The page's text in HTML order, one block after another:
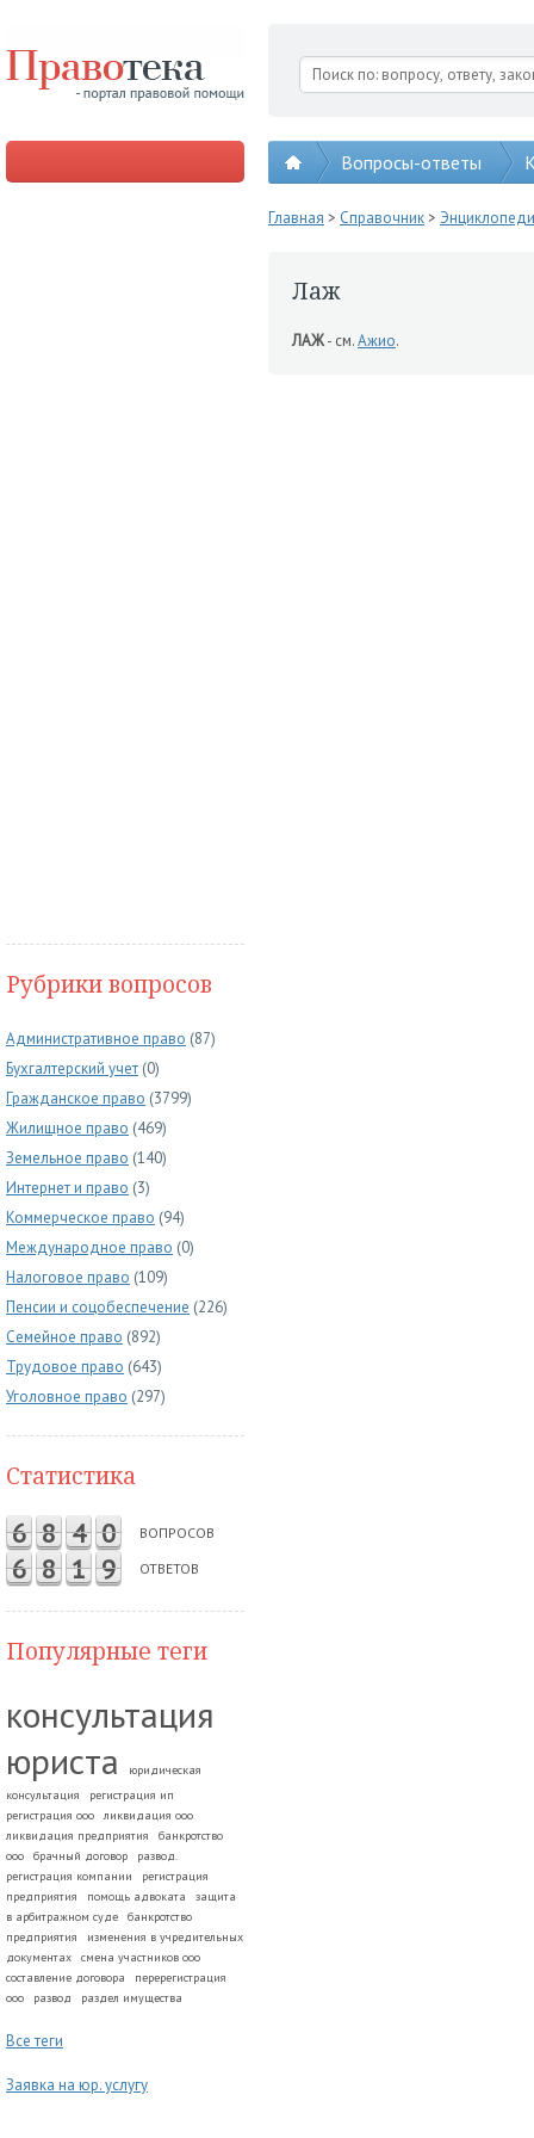
Вопросы-ответы
Рубрики вопросов
Административное право (87)
Бухгалтерский учет (0)
Гражданское право (3799)
Жилищное право (469)
Земельное право (140)
Интернет и право (3)
Коммерческое право (94)
Международное право (0)
Налоговое право (109)
Пенсии и соцобеспечение (226)
Семейное право (892)
Трудовое право (643)
Уголовное право (297)
Статистика
6 8 4 0 ВОПРОСОВ
6 8 1 9 ОТВЕТОВ
Популярные теги
консультация
юриста
юридическая
консультация
регистрация ип
регистрация ооо
ликвидация ооо
ликвидация предприятия
банкротство
ооо
брачный договор
развод.
регистрация компании
регистрация
предприятия
помощь адвоката
защита
в арбитражном суде
банкротство
предприятия
изменения в учредительных
документах
смена участников ооо
составление договора
перерегистрация
ооо
развод раздел имущества
Все теги
Заявка на юр. услугу
Главная > Справочник>
Лаж
ЛАЖ- см.Ажио.